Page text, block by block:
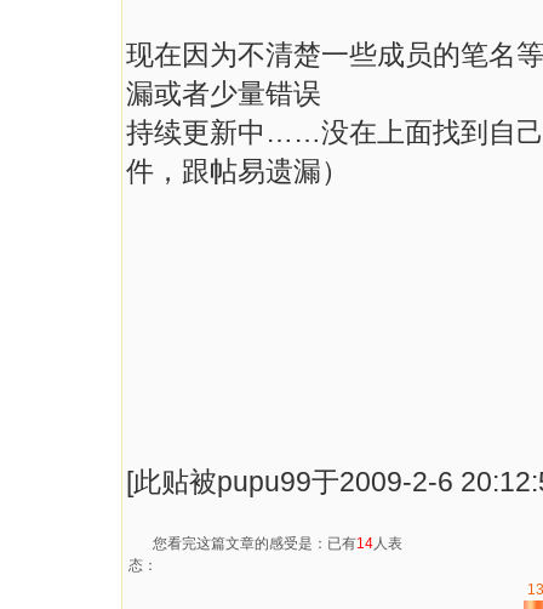
现在因为不清楚一些成员的笔名
漏或者少量错误
持续更新中……没在上面找到自
件，跟帖易遗漏）
[此贴被pupu99于2009-2-6
您看完这篇文章的感受是：已有14人表
态：
13